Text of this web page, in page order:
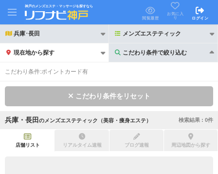
神戸のメンズエステ・マッサージを探すなら
閲覧履歴
お気に入
り
ログイン
兵庫･長田 メンズエステティック
現在地から探す こだわり条件で絞り込む
こだわり条件で絞り込む
初回割引あり リピーター割引あり
こだわり条件:ポイントカード有
こだわり条件をリセット
兵庫・長田 の メンズエステティック（美容・痩身エステ） 検索結果 : 0件
店舗リスト リアルタイム速報 ブログ速報 周辺地図から探す